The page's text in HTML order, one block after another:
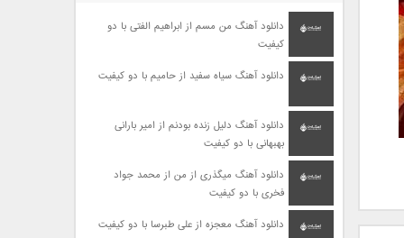
دانلود آهنگ من مسم از ابراهیم الفتی با دو
کیفیت
دانلود آهنگ سیاه سفید از حامیم با دو کیفیت
دانلود آهنگ دلیل زنده بودنم از امیر بارانی
بهبهانی با دو کیفیت
دانلود آهنگ میگذری از من از محمد جواد
فخری با دو کیفیت
دانلود آهنگ معجزه از علی طبرسا با دو کیفیت